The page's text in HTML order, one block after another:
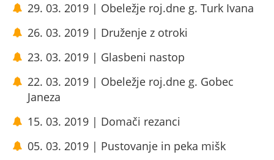
29. 03. 2019 | Obeležje roj.dne g. Turk Ivana
26. 03. 2019 | Druženje z otroki
23. 03. 2019 | Glasbeni nastop
22. 03. 2019 | Obeležje roj.dne g. Gobec
Janeza
15. 03. 2019 | Domači rezanci
05. 03. 2019 | Pustovanje in peka mišk